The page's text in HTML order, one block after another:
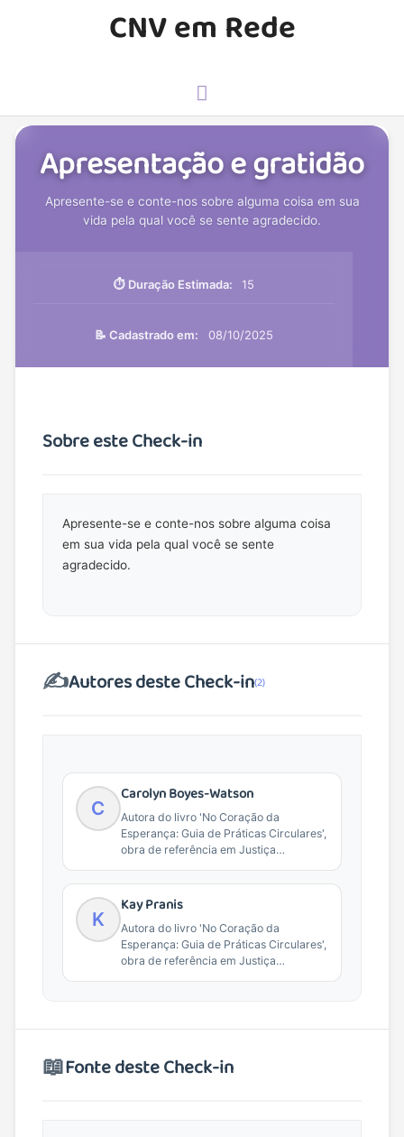
CNV em Rede
Menu
principal
Apresentação e gratidão
Apresente-se e conte-nos sobre alguma coisa em sua
vida pela qual você se sente agradecido.
⏱️ Duração Estimada: 15
📝 Cadastrado em: 08/10/2025
Sobre este Check-in
Apresente-se e conte-nos sobre alguma coisa
em sua vida pela qual você se sente
agradecido.
✍️Autores deste Check-in(2)
C
Carolyn Boyes-Watson
Autora do livro 'No Coração da
Esperança: Guia de Práticas Circulares',
obra de referência em Justiça
K
Kay Pranis
Autora do livro 'No Coração da
Esperança: Guia de Práticas Circulares',
obra de referência em Justiça
📖Fonte deste Check-in